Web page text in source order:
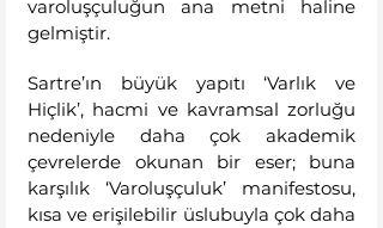
varoluşçuluğun ana metni haline
gelmiştir.
Sartre’ın büyük yapıtı ‘Varlık ve
Hiçlik’, hacmi ve kavramsal zorluğu
nedeniyle daha çok akademik
çevrelerde okunan bir eser; buna
karşılık ‘Varoluşçuluk’ manifestosu,
kısa ve erişilebilir üslubuyla çok daha